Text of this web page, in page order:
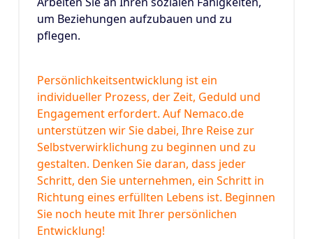
um Beziehungen aufzubauen und zu
pflegen.
Persönlichkeitsentwicklung ist ein
individueller Prozess, der Zeit, Geduld und
Engagement erfordert. Auf Nemaco.de
unterstützen wir Sie dabei, Ihre Reise zur
Selbstverwirklichung zu beginnen und zu
gestalten. Denken Sie daran, dass jeder
Schritt, den Sie unternehmen, ein Schritt in
Richtung eines erfüllten Lebens ist. Beginnen
Sie noch heute mit Ihrer persönlichen
Entwicklung!